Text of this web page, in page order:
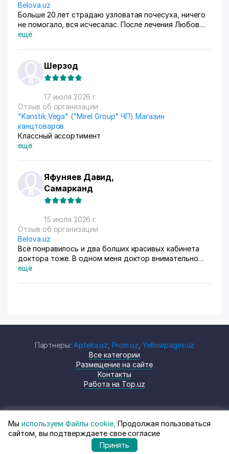
Belova.uz
Больше 20 лет страдаю узловатая почесуха, ничего
не помогало, вся исчесалас. После лечения Любов
Владимировны 90% болячек ушло, сейчас
ещё
Шерзод
17 июля 2026 г.
Отзыв об организации
"Kanstik Vega" ("Mirel Group" ЧП) Магазин
канцтоваров
Классный ассортимент
ещё
Яфуняев Давид,
Самарканд
15 июля 2026 г.
Отзыв об организации
Belova.uz
Всё понравилось и два болших красивых кабинета
доктора тоже. В одном меня доктор внимательно
осмотрела. Там на стенах висят в рамках документы,
ещё
Партнеры: Apteka.uz Prom.uz ,Yellowpages.uz
Все категории
Размещение на сайте
Контакты
Работа на Top.uz
© Top.uz, 2024 Каталог компаний
Узбекистана
Политика
конфиденциальности
Мы используем Файлы cookie, Продолжая пользоваться
сайтом, вы подтверждаете свое согласие
Принять